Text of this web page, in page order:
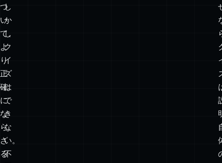
し
い
の
か
に
つ
い
て、
よ
り
正
確
と
が
で
き
る。
し
か
し
ク
イ
ズ
は